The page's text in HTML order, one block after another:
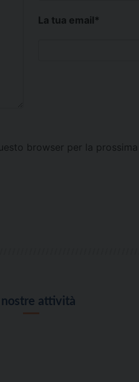
La tua email*
browser per la
nostre attività